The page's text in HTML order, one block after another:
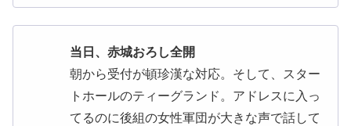
当日、赤城おろし全開
朝から受付が頓珍漢な対応。そして、スター
トホールのティーグランド。アドレスに入っ
てるのに後組の女性軍団が大きな声で話して